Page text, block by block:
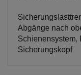
Abgänge nach
Schienensystem,
Sicherungskopf